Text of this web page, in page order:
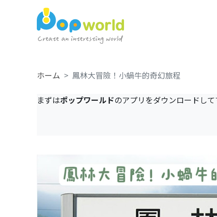
ホーム 鳳林大冒險！小蝸牛的奇幻旅程
まずはポップワールドのアプリをダウンロードし